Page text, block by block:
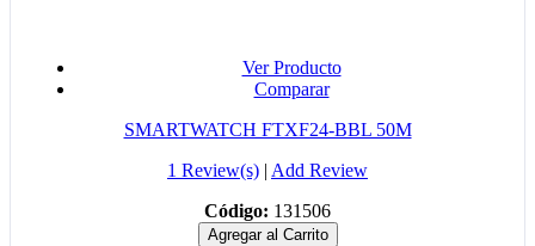
Ver Producto
Comparar
SMARTWATCH FTXF24-BBL 50M
1 Review(s) | Add Review
Código: 131506
Agregar al Carrito